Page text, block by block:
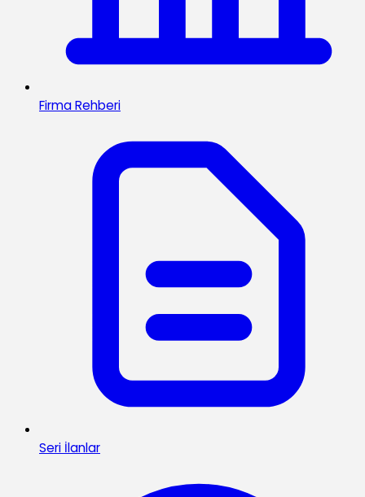
Firma Rehberi
Seri İlanlar